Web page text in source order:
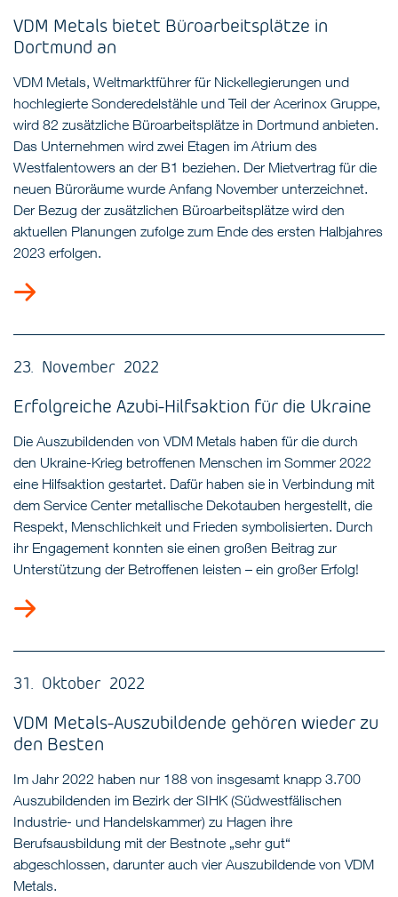
VDM Metals bietet Büroarbeitsplätze in
Dortmund an
VDM Metals, Weltmarktführer für Nickellegierungen und
hochlegierte Sonderedelstähle und Teil der Acerinox Gruppe,
wird 82 zusätzliche Büroarbeitsplätze in Dortmund anbieten.
Das Unternehmen wird zwei Etagen im Atrium des
Westfalentowers an der B1 beziehen. Der Mietvertrag für die
neuen Büroräume wurde Anfang November unterzeichnet.
Der Bezug der zusätzlichen Büroarbeitsplätze wird den
aktuellen Planungen zufolge zum Ende des ersten Halbjahres
2023 erfolgen.
23. November 2022
Erfolgreiche Azubi-Hilfsaktion für die Ukraine
Die Auszubildenden von VDM Metals haben für die durch
den Ukraine-Krieg betroffenen Menschen im Sommer 2022
eine Hilfsaktion gestartet. Dafür haben sie in Verbindung mit
dem Service Center metallische Dekotauben hergestellt, die
Respekt, Menschlichkeit und Frieden symbolisierten. Durch
ihr Engagement konnten sie einen großen Beitrag zur
Unterstützung der Betroffenen leisten – ein großer Erfolg!
31. Oktober 2022
VDM Metals-Auszubildende gehören wieder zu
den Besten
Im Jahr 2022 haben nur 188 von insgesamt knapp 3.700
Auszubildenden im Bezirk der SIHK (Südwestfälischen
Industrie- und Handelskammer) zu Hagen ihre
Berufsausbildung mit der Bestnote „sehr gut“
abgeschlossen, darunter auch vier Auszubildende von VDM
Metals.